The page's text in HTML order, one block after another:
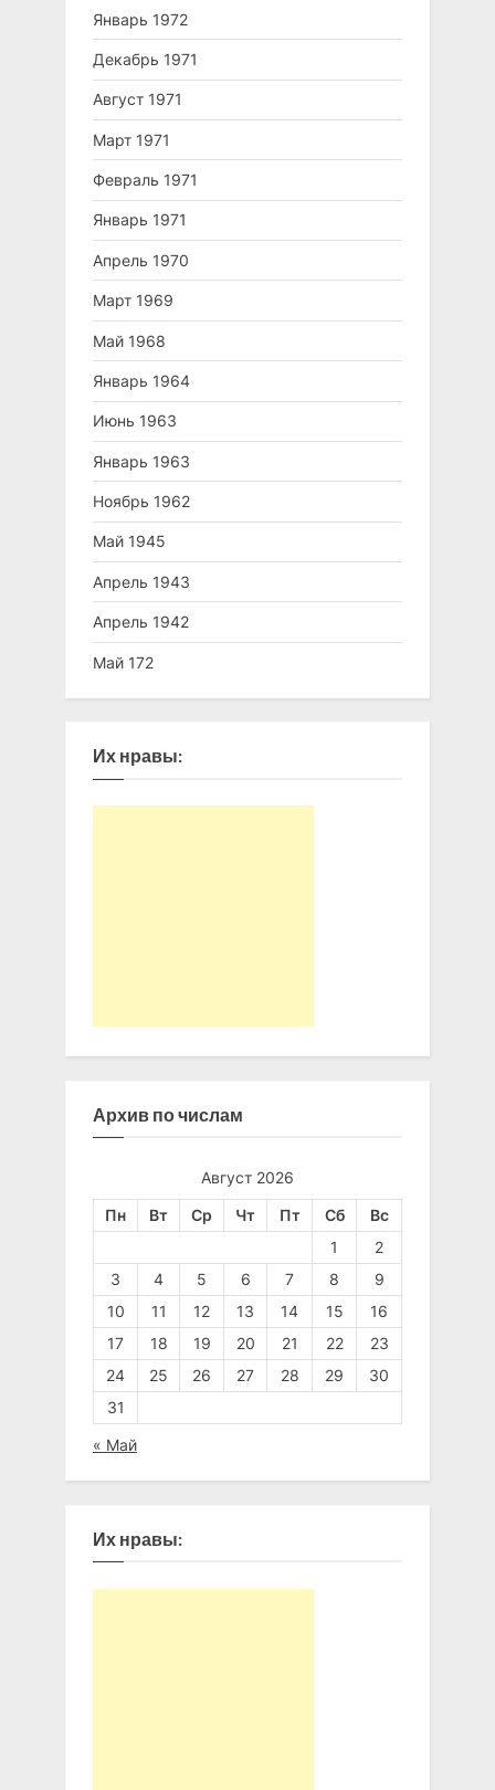
Январь 1972
Декабрь 1971
Август 1971
Март 1971
Февраль 1971
Январь 1971
Апрель 1970
Март 1969
Май 1968
Январь 1964
Июнь 1963
Январь 1963
Ноябрь 1962
Май 1945
Апрель 1943
Апрель 1942
Май 172
Их нравы:
Архив по числам
Август 2026
Пн Вт Ср Чт Пт Сб
Вс
1
2
3
4 5 6 7 8
9
10
11 12 13 14 15
16
17
18 19 20 21 22
23
24
25 26 27 28 29
30
31
« Май
Их нравы: